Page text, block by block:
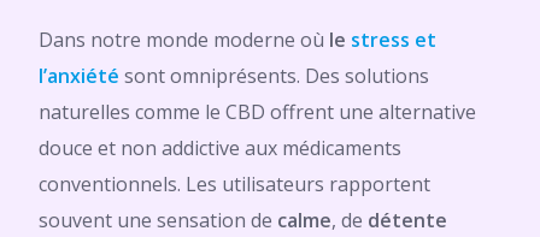
Dans notre monde moderne où le stress et
l’anxiété sont omniprésents. Des solutions
naturelles comme le CBD offrent une alternative
douce et non addictive aux médicaments
conventionnels. Les utilisateurs rapportent
souvent une sensation de calme, de détente